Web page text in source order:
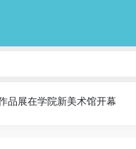
品展在学院新美术馆开幕
出版授权协议书
意将本人参与中央美术
出版授权协议书
意将本人参与中央美术
出版授权协议书
意将本人参与中央美术